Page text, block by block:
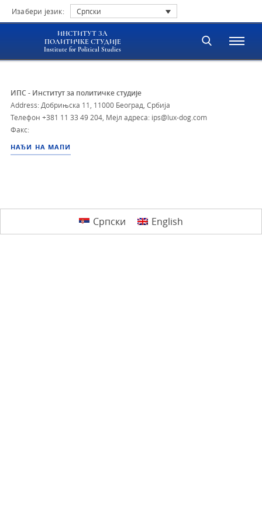
Изабери језик: Српски
ИНСТИТУТ ЗА
ПОЛИТИЧКЕ СТУДИЈЕ
Institute for Political Studies
ИПС - Институт за политичке студије
Address: Добрињска 11, 11000 Београд, Србија
Телефон +381 11 33 49 204 Мејл адреса: ips@lux-dog.com
Факс:
НАЂИ НА МАПИ
Српски English